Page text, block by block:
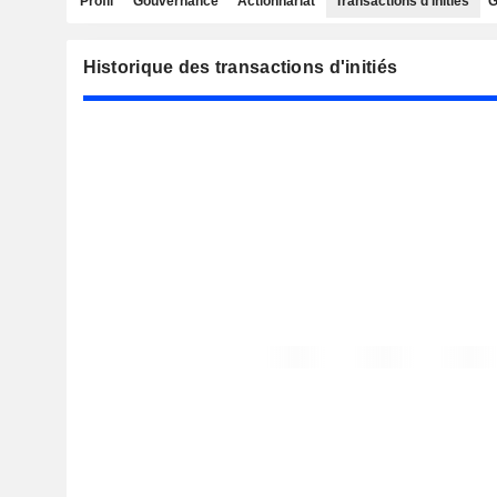
Historique des transactions d'initiés